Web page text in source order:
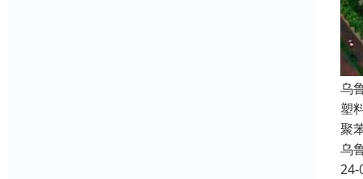
乌
塑
聚
乌
24-